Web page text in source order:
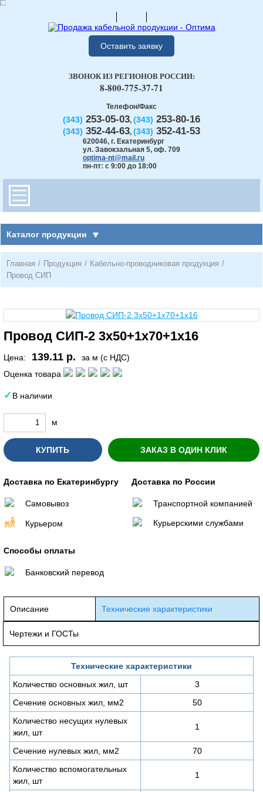
Оставить заявку
Телефон/Факс
(343) 253-05-03, (343) 253-80-16
(343) 352-44-63, (343) 352-41-53
620046, г. Екатеринбург
ул. Завокзальная 5, оф. 709
optima-nt@mail.ru
пн-пт: с 9:00 до 18:00
ЗВОНОК ИЗ РЕГИОНОВ РОССИИ:
8-800-775-37-71
Каталог продукции
Главная / Продукция / Кабельно-проводниковая продукция /
Провод СИП
Провод СИП-2 3х50+1х70+1х16
Цена: 139.11 р.
за м (с НДС)
Оценка товара
В наличии
м
КУПИТЬ ЗАКАЗ В ОДИН КЛИК
Доставка по Екатеринбургу
Самовывоз
Курьером
Доставка по России
Транспортной компанией
Курьерскими службами
Способы оплаты
Банковский перевод
Описание Технические характеристики
Чертежи и ГОСТы
Технические характеристики
Количество основных жил, шт
3
Сечение основных жил, мм2
50
Количество несущих нулевых
жил, шт
1
Сечение нулевых жил, мм2
70
Количество вспомогательных
жил, шт
1